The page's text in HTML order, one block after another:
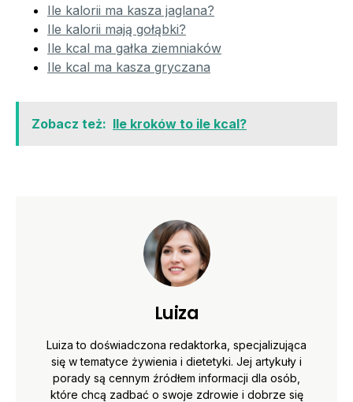
Ile kalorii ma kasza jaglana?
Ile kalorii mają gołąbki?
Ile kcal ma gałka ziemniaków
Ile kcal ma kasza gryczana
Zobacz też: Ile kroków to ile kcal?
Luiza
Luiza to doświadczona redaktorka, specjalizująca
się w tematyce żywienia i dietetyki. Jej artykuły i
porady są cennym źródłem informacji dla osób,
które chcą zadbać o swoje zdrowie i dobrze się